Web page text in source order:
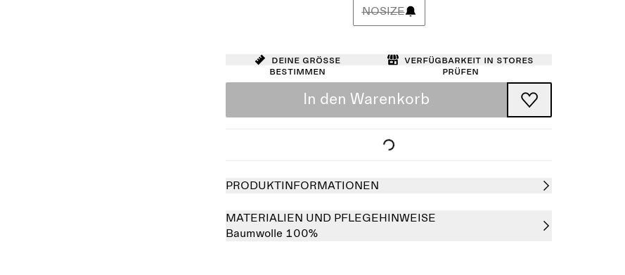
NOSIZE
Deine Größe
bestimmen
Verfügbarkeit in Stores
prüfen
In den Warenkorb
PRODUKTINFORMATIONEN
MATERIALIEN UND PFLEGEHINWEISE
Baumwolle 100%